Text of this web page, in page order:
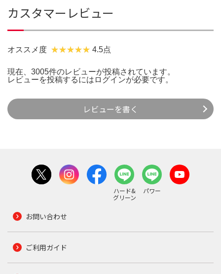
カスタマーレビュー
オススメ度 4.5点
現在、3005件のレビューが投稿されています。
レビューを投稿するには ログインが必要です。
レビューを書く
ハード&
グリーン
パワー
お問い合わせ
ご利用ガイド